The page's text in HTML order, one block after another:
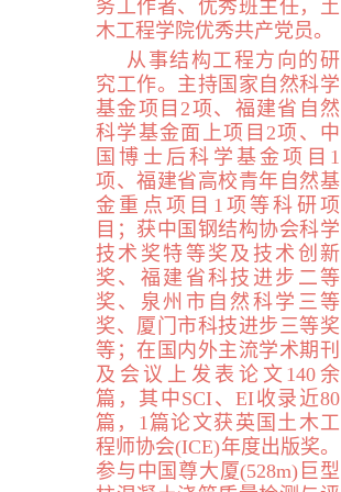
务工作者、优秀班主任，土
木工程学院优秀共产党员。
从事结构工程方向的研
究工作。主持国家自然科学
基金项目2项、福建省自然
科学基金面上项目 2项、中
国博士后科学基金项目 1
项、福建省高校青年自然基
金重点项目 1 项等科研项
目；获中国钢结构协会科学
技术奖特等奖及技术创新
奖、福建省科技进步二等
奖、泉州市自然科学三等
奖、厦门市科技进步三等奖
等；在国内外主流学术期刊
及会议上发表论文 140 余
篇，其中SCI、 EI收录近80
篇， 1篇论文获英国土木工
程师协会(ICE)年度出版奖。
参与中国尊大厦(528m)巨型